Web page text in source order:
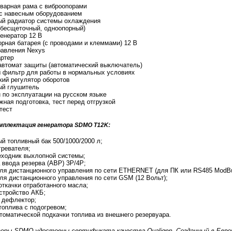
рама с виброопорами
навесным оборудованием
радиатор системы охлаждения
одноопорный)
12 В
батарея (с проводами и клеммами) 12 В
Nexys
защиты (автоматический выключатель)
для работы в нормальных условиях
регулятор оборотов
глушитель
по эксплуатации на русском языке
подготовка, тест перед отгрузкой
генератора SDMO T12K:
топливный бак 500/1000/2000 л;
выхлопной системы;
ввода резерва (АВР) 3Р/4Р;
дистанционного управления по сети ETHERNET (для ПК или RS485
дистанционного управления по сети GSM (12 Вольт);
отработанного масла;
АКБ;
с подогревом;
подкачки топлива из внешнего резервуара.